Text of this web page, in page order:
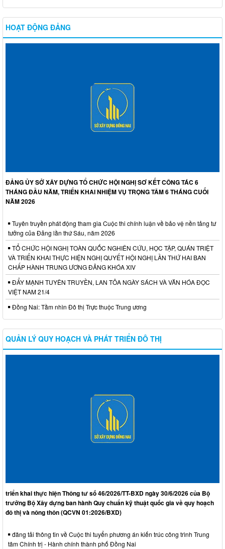
HOẠT ĐỘNG ĐẢNG
ĐẢNG ỦY SỞ XÂY DỰNG TỔ CHỨC HỘI NGHỊ SƠ KẾT CÔNG TÁC 6
THÁNG ĐẦU NĂM, TRIỂN KHAI NHIỆM VỤ TRỌNG TÂM 6 THÁNG CUỐI
NĂM 2026
Tuyên truyền phát động tham gia Cuộc thi chính luận về bảo vệ nền tảng tư
tưởng của Đảng lần thứ Sáu, năm 2026
TỔ CHỨC HỘI NGHỊ TOÀN QUỐC NGHIÊN CỨU, HỌC TẬP, QUÁN TRIỆT
VÀ TRIỂN KHAI THỰC HIỆN NGHỊ QUYẾT HỘI NGHỊ LẦN THỨ HAI BAN
CHẤP HÀNH TRUNG ƯƠNG ĐẢNG KHÓA XIV
ĐẨY MẠNH TUYÊN TRUYỀN, LAN TỎA NGÀY SÁCH VÀ VĂN HÓA ĐỌC
VIỆT NAM 21/4
Đồng Nai: Tầm nhìn Đô thị Trực thuộc Trung ương
QUẢN LÝ QUY HOẠCH VÀ PHÁT TRIỂN ĐÔ THỊ
triển khai thực hiện Thông tư số 46/2026/TT-BXD ngày 30/6/2026 của Bộ
trưởng Bộ Xây dựng ban hành Quy chuẩn kỹ thuật quốc gia về quy hoạch
đô thị và nông thôn (QCVN 01:2026/BXD)
đăng tải thông tin về Cuộc thi tuyển phương án kiến trúc công trình Trung
tâm Chính trị - Hành chính thành phố Đồng Nai